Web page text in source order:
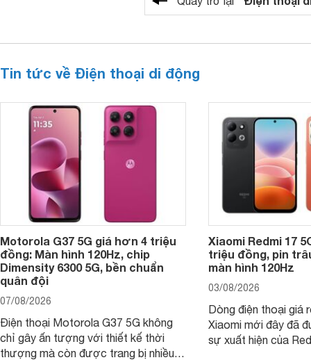
Tin tức về Điện thoại di động
Motorola G37 5G giá hơn 4 triệu
đồng: Màn hình 120Hz, chip
Dimensity 6300 5G, bền chuẩn
quân đội
07/08/2026
Điện thoại Motorola G37 5G không
chỉ gây ấn tượng với thiết kế thời
thượng mà còn được trang bị nhiều
Xiaomi Redmi 17
triệu đồng, pin
màn hình 120Hz
03/08/2026
Dòng điện thoại giá
Xiaomi mới đây đã
sự xuất hiện của